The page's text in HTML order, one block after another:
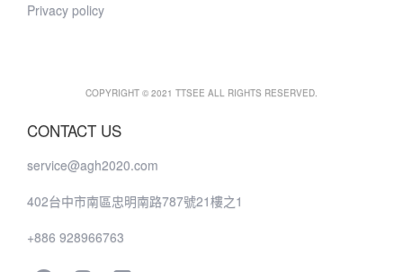
Privacy policy
COPYRIGHT © 2021 TTSEE ALL RIGHTS RESERVED.
CONTACT US
service@agh2020.com
402台中市南區忠明南路787號21樓之1
+886 928966763